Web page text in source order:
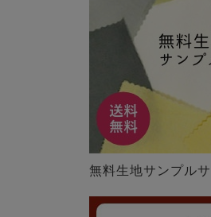
無料生地サンプル